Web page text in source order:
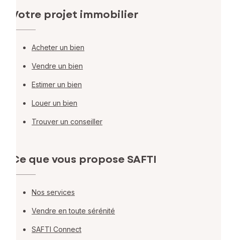
Votre projet immobilier
Acheter un bien
Vendre un bien
Estimer un bien
Louer un bien
Trouver un conseiller
Ce que vous propose SAFTI
Nos services
Vendre en toute sérénité
SAFTI Connect